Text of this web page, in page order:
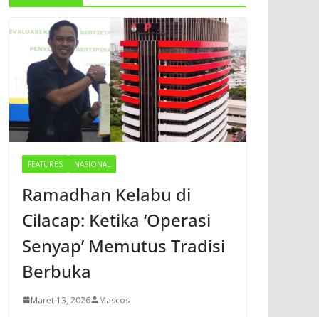
FEATURES NASIONAL
Ramadhan Kelabu di
Cilacap: Ketika ‘Operasi
Senyap’ Memutus Tradisi
Berbuka
Maret 13, 2026 Mascos